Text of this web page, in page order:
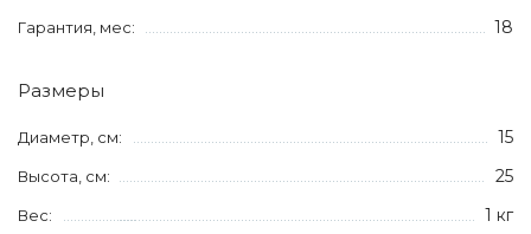
Гарантия, мес: 18
Размеры
Диаметр, см: 15
Высота, см: 25
Вес: 1 кг